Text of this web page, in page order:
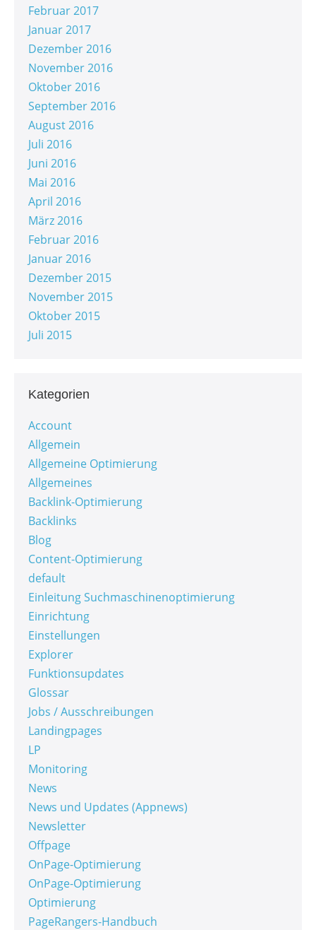
Februar 2017
Januar 2017
Dezember 2016
November 2016
Oktober 2016
September 2016
August 2016
Juli 2016
Juni 2016
Mai 2016
April 2016
März 2016
Februar 2016
Januar 2016
Dezember 2015
November 2015
Oktober 2015
Juli 2015
Kategorien
Account
Allgemein
Allgemeine Optimierung
Allgemeines
Backlink-Optimierung
Backlinks
Blog
Content-Optimierung
default
Einleitung Suchmaschinenoptimierung
Einrichtung
Einstellungen
Explorer
Funktionsupdates
Glossar
Jobs / Ausschreibungen
Landingpages
LP
Monitoring
News
News und Updates (Appnews)
Newsletter
Offpage
OnPage-Optimierung
OnPage-Optimierung
Optimierung
PageRangers-Handbuch